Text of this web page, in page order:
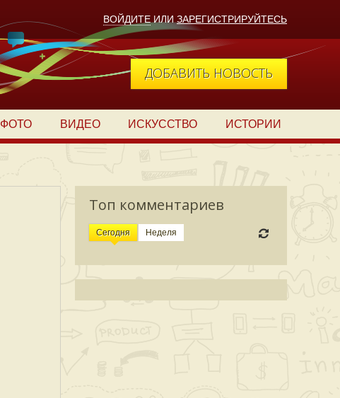
ВОЙДИТЕ ИЛИ ЗАРЕГИСТРИРУЙТЕСЬ
ДОБАВИТЬ НОВОСТЬ
ФОТО ВИДЕО ИСКУССТВО ИСТОРИИ
Топ комментариев
Сегодня Неделя